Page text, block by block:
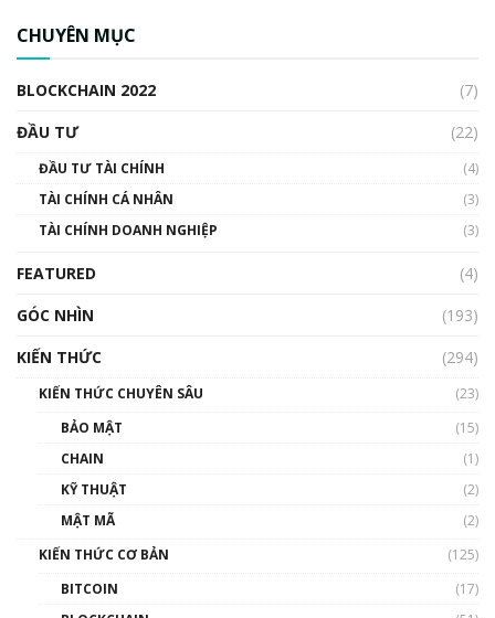
00:02:14
Nhìn lại năm 2022: Những sự kiện ảnh hưởng
đến hệ sinh thái tiền mã hoá | Phổ cập
00:43:47
CHUYÊN MỤC
BLOCKCHAIN 2022
(7)
ĐẦU TƯ
(22)
ĐẦU TƯ TÀI CHÍNH
(4)
TÀI CHÍNH CÁ NHÂN
(3)
TÀI CHÍNH DOANH NGHIỆP
(3)
FEATURED
(4)
GÓC NHÌN
(193)
KIẾN THỨC
(294)
KIẾN THỨC CHUYÊN SÂU
(23)
BẢO MẬT
(15)
CHAIN
(1)
KỸ THUẬT
(2)
MẬT MÃ
(2)
KIẾN THỨC CƠ BẢN
(125)
BITCOIN
(17)